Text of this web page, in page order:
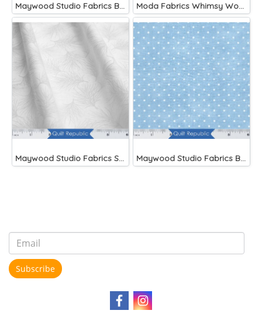
Maywood Studio Fabrics Beautiful Basics Moda Fabrics Whimsy Wonderland Shakedown Street Spiral Breeze
Maywood Studio Fabrics Solitaire Whites Maywood Studio Fabrics Beautiful Basics Blue
Subscribe